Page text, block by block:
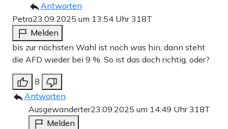
Antworten
Petra23.09.2025 um 13:54 Uhr318T
Melden
bis zur nächsten Wahl ist noch was hin, dann steht
die AFD wieder bei 9 %. So ist das doch richtig, oder?
8
Antworten
Ausgewanderter23.09.2025 um 14:49 Uhr318T
Melden